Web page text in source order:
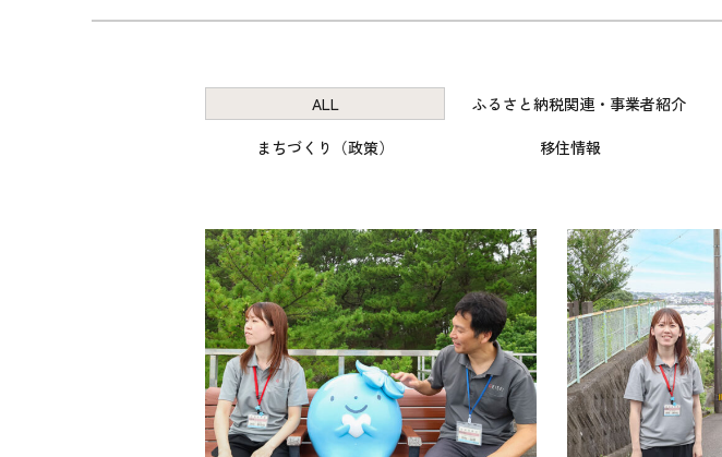
ALL ふるさと納税関連・事業者紹介
まちづくり（政策）
移住情報